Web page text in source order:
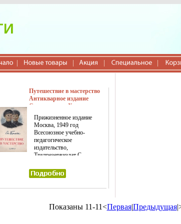
Путешествие в мастерство
Антикварное издание
Сохранность: Хорошая
Издательства: Всесоюзное
учебно-педагогическое
издательство,
Трудрезервиздат, 1949 г
Твердый переплет, 274 стр
Тираж: 48000 экз Формат:
Прижизненное издание
Москва, 1949 год
Всесоюзное учебно-
педагогическое
издательство,
Трудрезервиздат С
Издательский переплет
Сохранность хорошая В
легла убежденность автора в
Показаны 11-11<Первая|Предыдущая